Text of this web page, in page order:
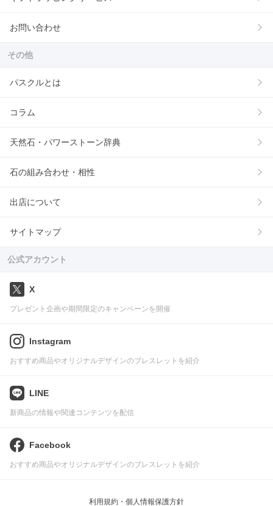
お問い合わせ
その他
パスクルとは
コラム
天然石・パワーストーン辞典
石の組み合わせ・相性
出店について
サイトマップ
公式アカウント
X
プレゼント企画や期間限定のキャンペーンを開催
Instagram
おすすめ商品やオリジナルデザインのブレスレットを紹介
LINE
新商品の情報や関連コンテンツを配信
Facebook
おすすめ商品やオリジナルデザインのブレスレットを紹介
利用規約・個人情報保護方針